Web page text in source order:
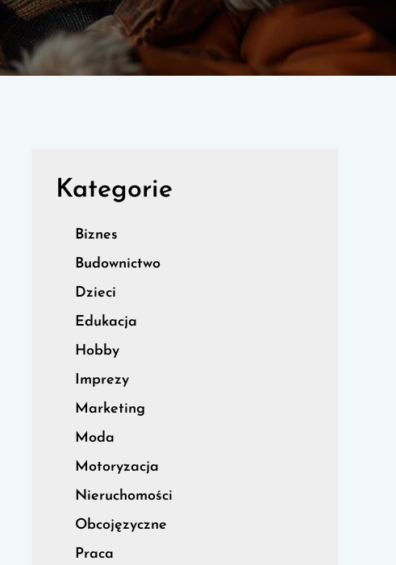
Kategorie
Biznes
Budownictwo
Dzieci
Edukacja
Hobby
Imprezy
Marketing
Moda
Motoryzacja
Nieruchomości
Obcojęzyczne
Praca